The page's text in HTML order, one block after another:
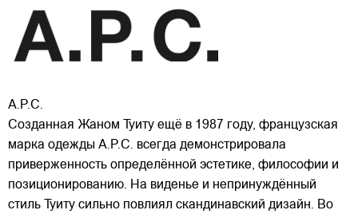
A.P.C.
Созданная Жаном Туиту ещё в 1987 году, французская
марка одежды A.P.C. всегда демонстрировала
приверженность определённой эстетике, философии и
позиционированию. На виденье и непринуждённый
стиль Туиту сильно повлиял скандинавский дизайн. Во